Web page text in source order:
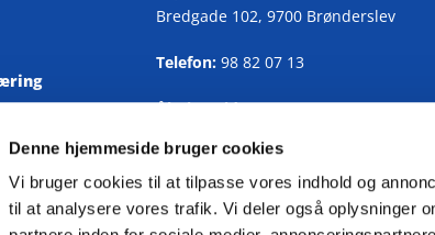
Denne hjemmeside bruger cookies
Vi bruger cookies til at tilpasse vores indhold og
til at analysere vores trafik. Vi deler også oplysninger
Bredgade 102, 9700 Brønderslev
Telefon:98 82 07 13
Åbningstider:
samt torsdag 15.00-17.00
Mail:
kirkekontoret@broenderslevkirke.dk